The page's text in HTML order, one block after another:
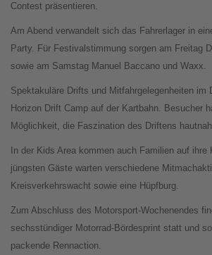
Contest präsentieren.
Am Abend verwandelt sich das Fahrerlager in
Party. Für Festivalstimmung sorgen am Freitag
sowie am Samstag Manuel Baccano und Waxx.
Spektakuläre Drifts und Mitfahrgelegenheiten im
Horizon Drift Camp auf der Kartbahn. Besucher
Möglichkeit, die Faszination des Driftens
In der Kids Area kommen auch Familien auf ihre
jüngsten Gäste warten verschiedene
Kreisverkehrswacht sowie eine Hüpfburg.
Zum Abschluss des Motorsport-Wochenendes
sechsstündiger Motorrad-Bördesprint statt und
packende Rennaction.